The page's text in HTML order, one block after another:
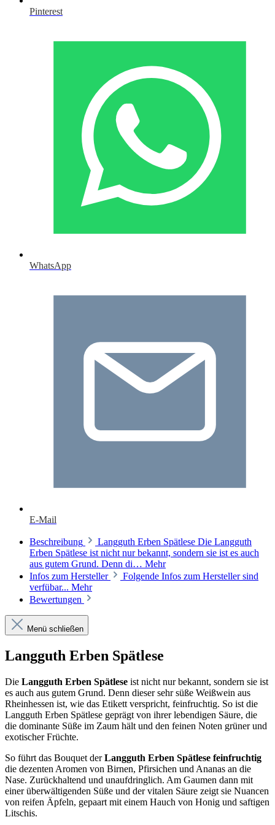
Pinterest
WhatsApp
E-Mail
Beschreibung
Langguth Erben Spätlese Die Langguth
Erben Spätlese ist nicht nur bekannt, sondern sie ist es auch
aus gutem Grund. Denn di… Mehr
Infos zum Hersteller
Folgende Infos zum Hersteller sind
verfübar... Mehr
Bewertungen
Menü schließen
Langguth Erben Spätlese
Die Langguth Erben Spätlese ist nicht nur bekannt, sondern sie ist
es auch aus gutem Grund. Denn dieser sehr süße Weißwein aus
Rheinhessen ist, wie das Etikett verspricht, feinfruchtig. So ist die
Langguth Erben Spätlese geprägt von ihrer lebendigen Säure, die
die dominante Süße im Zaum hält und den feinen Noten grüner und
exotischer Früchte.
So führt das Bouquet derLangguth Erben Spätlese feinfruchtig
die dezenten Aromen von Birnen, Pfirsichen und Ananas an die
Nase. Zurückhaltend und unaufdringlich. Am Gaumen dann mit
einer überwältigenden Süße und der vitalen Säure zeigt sie Nuancen
von reifen Äpfeln, gepaart mit einem Hauch von Honig und saftigen
Litschis.